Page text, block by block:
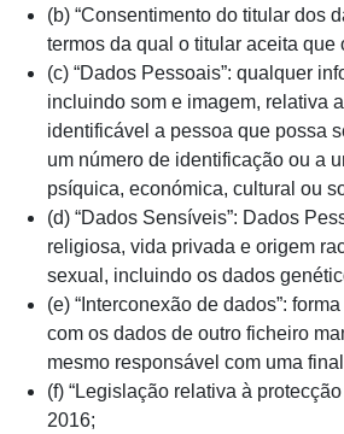
(b) “Consentimento do titular dos
termos da qual o titular aceita
(c) “Dados Pessoais”: qualquer
incluindo som e imagem, relativa
identificável a pessoa que possa
um número de identificação ou a
psíquica, económica, cultural ou
(d) “Dados Sensíveis”: Dados
religiosa, vida privada e origem
sexual, incluindo os dados
(e) “Interconexão de dados”:
com os dados de outro ficheiro
mesmo responsável com uma
(f) “Legislação relativa à
2016;